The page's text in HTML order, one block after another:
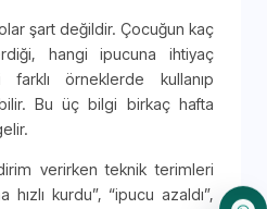
şart değildir. Çocuğun kaç
hangi ipucuna ihtiyaç
örneklerde kullanıp
Bu üç bilgi birkaç hafta
verirken teknik terimleri
hızlı kurdu”, “ipucu azaldı”,